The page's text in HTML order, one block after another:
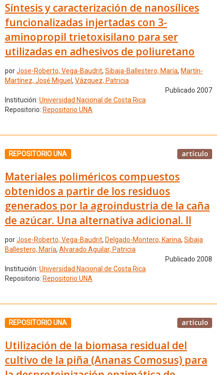
Síntesis y caracterización de nanosílices
funcionalizadas injertadas con 3-
aminopropil trietoxisilano para ser
utilizadas en adhesivos de poliuretano
porJose-Roberto, Vega-Baudrit, Sibaja-Ballestero, María, Martín-
Martínez, José Miguel , Vázquez, Patricia
Publicado 2007
Institución: Universidad Nacional de Costa Rica
Repositorio: Repositorio UNA
REPOSITORIO UNA artículo
Materiales poliméricos compuestos
obtenidos a partir de los residuos
generados por la agroindustria de la caña
de azúcar. Una alternativa adicional. II
porJose-Roberto, Vega-Baudrit, Delgado-Montero, Karina, Sibaja
Ballestero, María, Alvarado Aguilar, Patricia
Publicado 2008
Institución: Universidad Nacional de Costa Rica
Repositorio: Repositorio UNA
REPOSITORIO UNA artículo
Utilización de la biomasa residual del
cultivo de la piña (Ananas Comosus) para